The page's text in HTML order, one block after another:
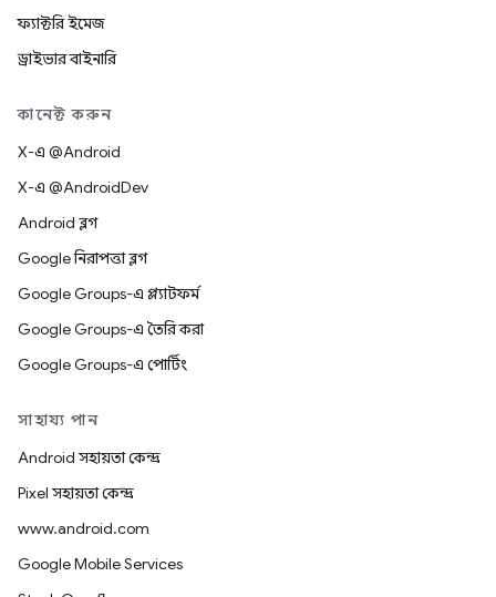
ফ্যাক্টরি ইমেজ
ড্রাইভার বাইনারি
কানেক্ট করুন
X-এ @Android
X-এ @AndroidDev
Android ব্লগ
Google নিরাপত্তা ব্লগ
Google Groups-এ প্ল্যাটফর্ম
Google Groups-এ তৈরি করা
Google Groups-এ পোর্টিং
সাহায্য পান
Android সহায়তা কেন্দ্র
Pixel সহায়তা কেন্দ্র
www.android.com
Google Mobile Services